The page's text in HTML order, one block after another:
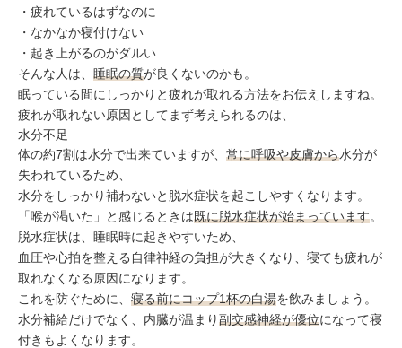
・疲れているはずなのに
・なかなか寝付けない
・起き上がるのがダルい…
そんな人は、 睡眠の質が良くないのかも。
眠っている間にしっかりと疲れが取れる方法をお伝えしますね。
疲れが取れない原因としてまず考えられるのは、
水分不足
体の約7割は水分で出来ていますが、 常に呼吸や皮膚から水分が
失われているため、
水分をしっかり補わないと脱水症状を起こしやすくなります。
「喉が渇いた」と感じるときは既に脱水症状が始まっています。
脱水症状は、睡眠時に起きやすいため、
血圧や心拍を整える自律神経の負担が大きくなり、寝ても疲れが
取れなくなる原因になります。
これを防ぐために、 寝る前にコップ1杯の白湯を飲みましょう。
水分補給だけでなく、内臓が温まり副交感神経が優位になって寝
付きもよくなります。